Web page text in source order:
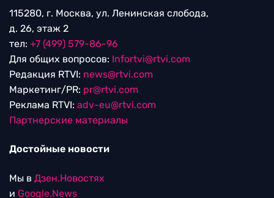
115280, г. Москва, ул. Ленинская слобода,
д. 26, этаж 2
тел: +7 (499) 579-86-96
Для общих вопросов: Infortvi@rtvi.com
Редакция RTVI: news@rtvi.com
Маркетинг/PR: pr@rtvi.com
Реклама RTVI: adv-eu@rtvi.com
Партнерские материалы
Достойные новости
Мы в Дзен.Новостях
и Google.News